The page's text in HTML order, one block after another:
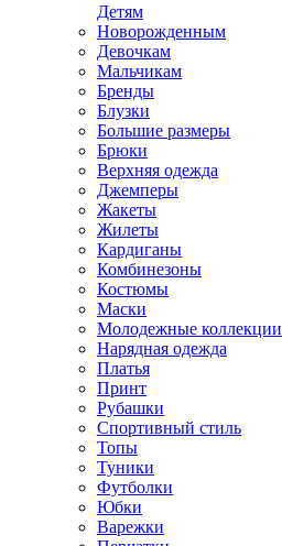
Детям
Новорожденным
Девочкам
Мальчикам
Бренды
Блузки
Большие размеры
Брюки
Верхняя одежда
Джемперы
Жакеты
Жилеты
Кардиганы
Комбинезоны
Костюмы
Маски
Молодежные коллекции
Нарядная одежда
Платья
Принт
Рубашки
Спортивный стиль
Топы
Туники
Футболки
Юбки
Варежки